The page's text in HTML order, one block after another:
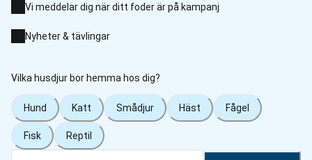
Vi meddelar dig när ditt foder är på kampanj
Nyheter & tävlingar
Vilka husdjur bor hemma hos dig?
Hund Katt Smådjur Häst Fågel
Fisk Reptil